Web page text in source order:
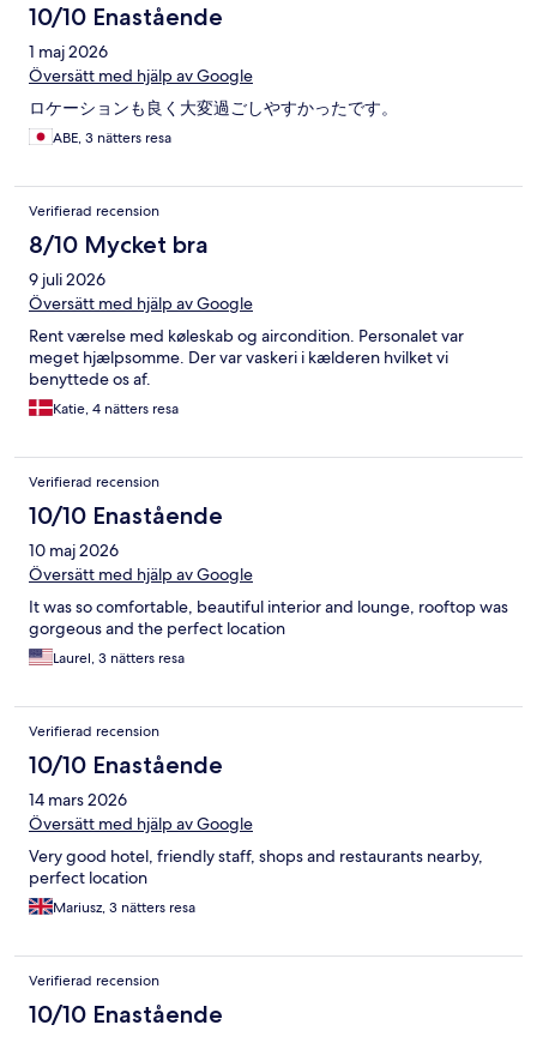
10/10 Enastående
1 maj 2026
Översätt med hjälp av Google
ロケーションも良く大変過ごしやすかったです。
ABE, 3 nätters resa
Verifierad recension
8/10 Mycket bra
9 juli 2026
Översätt med hjälp av Google
Rent værelse med køleskab og aircondition. Personalet var
meget hjælpsomme. Der var vaskeri i kælderen hvilket vi
benyttede os af.
Katie, 4 nätters resa
Verifierad recension
10/10 Enastående
10 maj 2026
Översätt med hjälp av Google
It was so comfortable, beautiful interior and lounge, rooftop was
gorgeous and the perfect location
Laurel, 3 nätters resa
Verifierad recension
10/10 Enastående
14 mars 2026
Översätt med hjälp av Google
Very good hotel, friendly staff, shops and restaurants nearby,
perfect location
Mariusz, 3 nätters resa
Verifierad recension
10/10 Enastående